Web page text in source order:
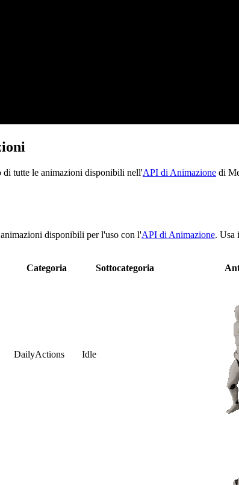
di tutte le animazioni disponibili nell'API di Animazione di
disponibili per l'uso con l'API di Animazione. Usa
Categoria Sottocategoria
DailyActions Idle